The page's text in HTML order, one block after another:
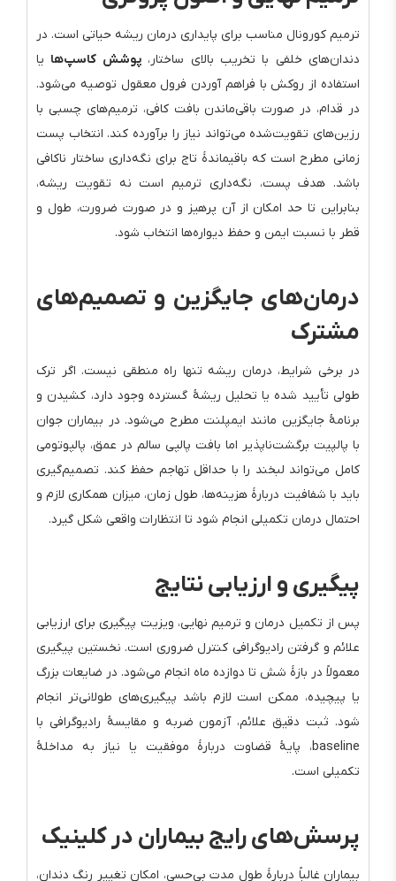
ترمیم کورونال مناسب برای پایداری درمان ریشه حیاتی است. در
دندان‌های خلفی با تخریب بالای ساختار،پوشش کاسپ‌ها یا
استفاده از روکش با فراهم آوردن فرول معقول توصیه می‌شود.
در قدام، در صورت باقی‌ماندن بافت کافی، ترمیم‌های چسبی با
رزین‌های تقویت‌شده می‌تواند نیاز را برآورده کند. انتخاب پست
زمانی مطرح است که باقیماندهٔ تاج برای نگه‌داری ساختار ناکافی
باشد. هدف پست، نگه‌داری ترمیم است نه تقویت ریشه،
بنابراین تا حد امکان از آن پرهیز و در صورت ضرورت، طول و
قطر با نسبت ایمن و حفظ دیواره‌ها انتخاب شود.
درمان‌های جایگزین و تصمیم‌های
مشترک
در برخی شرایط، درمان ریشه تنها راه منطقی نیست. اگر ترک
طولی تأیید شده یا تحلیل ریشهٔ گسترده وجود دارد، کشیدن و
برنامهٔ جایگزین مانند ایمپلنت مطرح می‌شود. در بیماران جوان
با پالپیت برگشت‌ناپذیر اما بافت پالپی سالم در عمق، پالپوتومی
کامل می‌تواند لبخند را با حداقل تهاجم حفظ کند. تصمیم‌گیری
باید با شفافیت دربارهٔ هزینه‌ها، طول زمان، میزان همکاری لازم و
احتمال درمان تکمیلی انجام شود تا انتظارات واقعی شکل گیرد.
پیگیری و ارزیابی نتایج
پس از تکمیل درمان و ترمیم نهایی، ویزیت پیگیری برای ارزیابی
علائم و گرفتن رادیوگرافی کنترل ضروری است. نخستین پیگیری
معمولاً در بازهٔ شش تا دوازده ماه انجام می‌شود. در ضایعات بزرگ
یا پیچیده، ممکن است لازم باشد پیگیری‌های طولانی‌تر انجام
شود. ثبت دقیق علائم، آزمون ضربه و مقایسهٔ رادیوگرافی با
baseline، پایهٔ قضاوت دربارهٔ موفقیت یا نیاز به مداخلهٔ
تکمیلی است.
پرسش‌های رایج بیماران در کلینیک
بیماران غالباً دربارهٔ طول مدت بی‌حسی، امکان تغییر رنگ دندان،